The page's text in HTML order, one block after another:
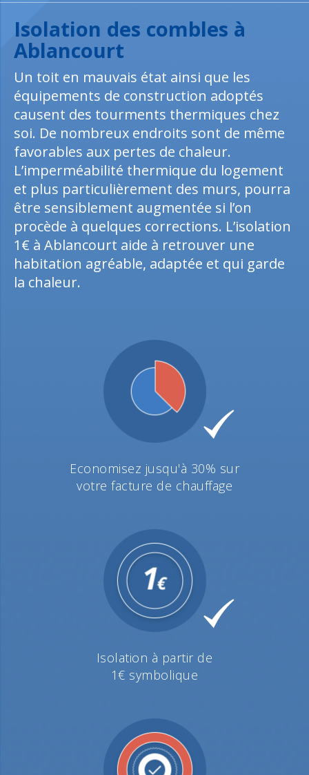
Isolation des combles à
Ablancourt
Un toit en mauvais état ainsi que les
équipements de construction adoptés
causent des tourments thermiques chez
soi. De nombreux endroits sont de même
favorables aux pertes de chaleur.
L’imperméabilité thermique du logement
et plus particulièrement des murs, pourra
être sensiblement augmentée si l’on
procède à quelques corrections. L’isolation
1€ à Ablancourt aide à retrouver une
habitation agréable, adaptée et qui garde
la chaleur.
Economisez jusqu'à 30% sur
votre facture de chauffage
Isolation à partir de
1€ symbolique